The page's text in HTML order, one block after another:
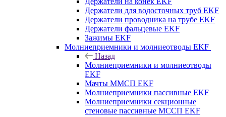
Держатели для водосточных труб EKF
Держатели проводника на трубе EKF
Держатели фальцевые EKF
Зажимы EKF
Молниеприемники и молниеотводы EKF
Назад
Молниеприемники и молниеотводы
EKF
Мачты ММСП EKF
Молниеприемники пассивные EKF
Молниеприемники секционные
стеновые пассивные МССП EKF